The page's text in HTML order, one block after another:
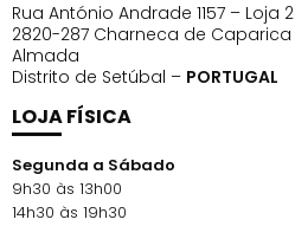
Rua António Andrade 1157 – Loja 2
2820-287 Charneca de Caparica
Almada
Distrito de Setúbal – PORTUGAL
LOJA FÍSICA
Segunda a Sábado
9h30 às 13h00
14h30 às 19h30